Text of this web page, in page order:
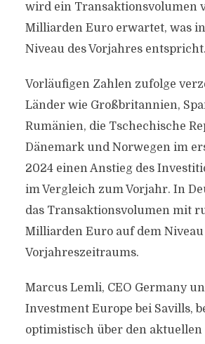
wird ein Transaktionsvolumen
Milliarden Euro erwartet, was
Niveau des Vorjahres entspricht.
Vorläufigen Zahlen zufolge
Länder wie Großbritannien,
Rumänien, die Tschechische
Dänemark und Norwegen im
2024 einen Anstieg des
im Vergleich zum Vorjahr. In
das Transaktionsvolumen mit
Milliarden Euro auf dem Niveau
Vorjahreszeitraums.
Marcus Lemli, CEO Germany
Investment Europe bei Savills,
optimistisch über den aktuellen